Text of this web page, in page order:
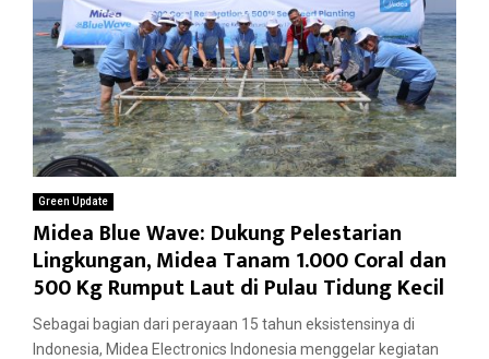
Green Update
Midea Blue Wave: Dukung Pelestarian
Lingkungan, Midea Tanam 1.000 Coral dan
500 Kg Rumput Laut di Pulau Tidung Kecil
Sebagai bagian dari perayaan 15 tahun eksistensinya di
Indonesia, Midea Electronics Indonesia menggelar kegiatan